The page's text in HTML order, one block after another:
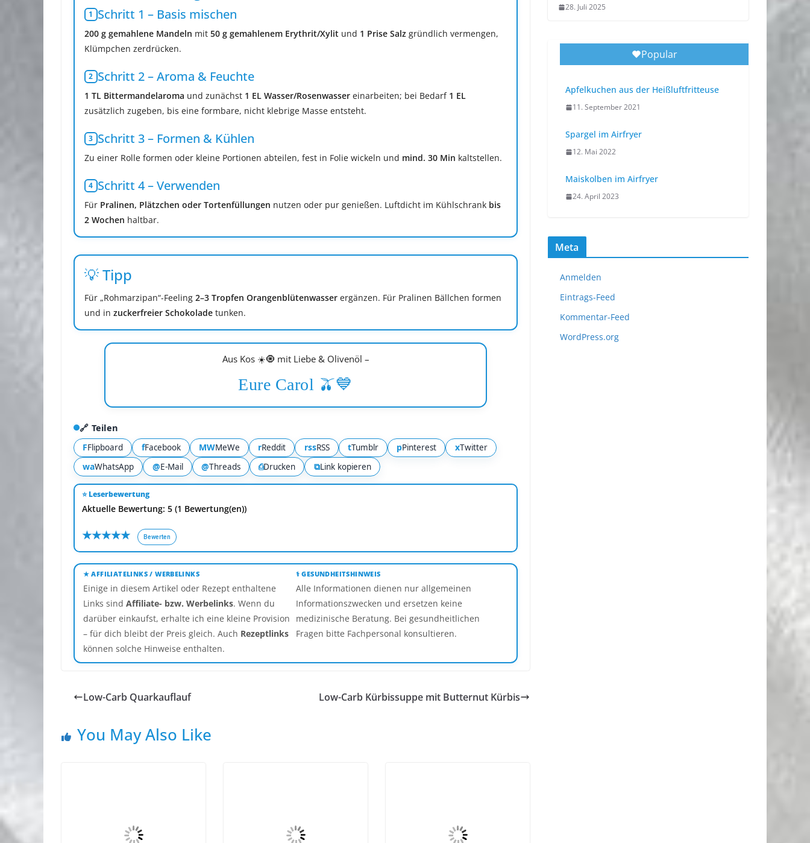
Schritt 1 – Basis mischen
200 g gemahlene Mandeln mit 50 g gemahlenem Erythrit/Xylit und 1 Prise Salzgründlich vermengen,
Klümpchen zerdrücken.
Schritt 2 – Aroma & Feuchte
1 TL Bittermandelaroma und zunächst 1 EL Wasser/Rosenwassereinarbeiten; bei Bedarf 1 EL
zusätzlich zugeben, bis eine formbare, nicht klebrige Masse entsteht.
Schritt 3 – Formen & Kühlen
Zu einer Rolle formen oder kleine Portionen abteilen, fest in Folie wickeln und mind. 30 Min kaltstellen.
Schritt 4 – Verwenden
Für Pralinen, Plätzchen oder Tortenfüllungen nutzen oder pur genießen. Luftdicht im Kühlschrank bis
2 Wochen haltbar.
💡 Tipp
Für „Rohmarzipan“-Feeling 2–3 Tropfen Orangenblütenwasserergänzen. Für Pralinen Bällchen formen
und in zuckerfreier Schokoladetunken.
Aus Kos ☀️🧿 mit Liebe & Olivenöl –
Eure Carol 🫒💙
🔗 Teilen
FFlipboard fFacebook MWMeWe rReddit rssRSS tTumblr pPinterest xTwitter
waWhatsApp @E-Mail @Threads ⎙Drucken ⧉Link kopieren
⭐ Leserbewertung
Aktuelle Bewertung: 5 (1 Bewertung(en))
★★★★★ Bewerten
★ AFFILIATELINKS / WERBELINKS
Einige in diesem Artikel oder Rezept enthaltene
Links sind Affiliate- bzw. Werbelinks. Wenn du
darüber einkaufst, erhalte ich eine kleine Provision
– für dich bleibt der Preis gleich. Auch Rezeptlinks
können solche Hinweise enthalten.
⚕️ GESUNDHEITSHINWEIS
Alle Informationen dienen nur allgemeinen
Informationszwecken und ersetzen keine
medizinische Beratung. Bei gesundheitlichen
Fragen bitte Fachpersonal konsultieren.
Low-Carb Quarkauflauf Low-Carb Kürbissuppe mit Butternut Kürbis
You May Also Like
28. Juli 2025
Popular
Apfelkuchen aus der Heißluftfritteuse
11. September 2021
Spargel im Airfryer
12. Mai 2022
Maiskolben im Airfryer
24. April 2023
Meta
Anmelden
Eintrags-Feed
Kommentar-Feed
WordPress.org